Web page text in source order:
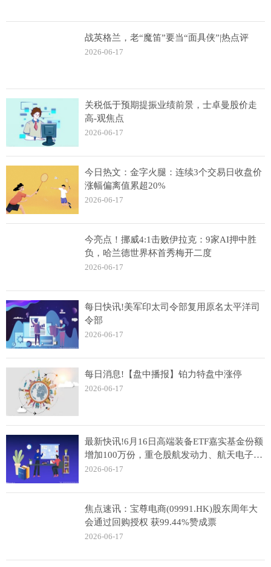
战英格兰，老“魔笛”要当“面具侠”|热点评
2026-06-17
关税低于预期提振业绩前景，士卓曼股价走
高-观焦点
2026-06-17
今日热文：金字火腿：连续3个交易日收盘价
涨幅偏离值累超20%
2026-06-17
今亮点！挪威4:1击败伊拉克：9家AI押中胜
负，哈兰德世界杯首秀梅开二度
2026-06-17
每日快讯!美军印太司令部复用原名太平洋司
令部
2026-06-17
每日消息!【盘中播报】铂力特盘中涨停
2026-06-17
最新快讯!6月16日高端装备ETF嘉实基金份额
增加100万份，重仓股航发动力、航天电子、
中国卫星
2026-06-17
焦点速讯：宝尊电商(09991.HK)股东周年大
会通过回购授权 获99.44%赞成票
2026-06-17